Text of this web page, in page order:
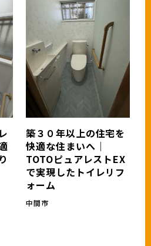
築３０年以上の住宅を
快適な住まいへ｜
TOTOピュアレストEX
で実現したトイレリフ
ォーム
中間市